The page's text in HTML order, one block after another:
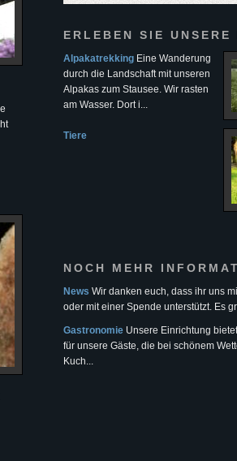
ERLEBEN SIE UNSERE
Alpakatrekking Eine Wanderung
durch die Landschaft mit unseren
Alpakas zum Stausee. Wir rasten
am Wasser. Dort i...
Tiere
NOCH MEHR
News Wir danken euch, dass ihr uns
oder mit einer Spende unterstützt. Es
Gastronomie Unsere Einrichtung
für unsere Gäste, die bei schönem
Kuch...